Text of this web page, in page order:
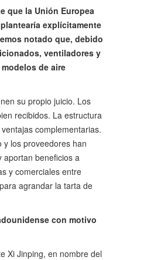
que la Unión Europea
explícitamente
notado que, debido
ventiladores y
de aire
su propio juicio. Los
recibidos. La estructura
complementarias.
y los proveedores han
beneficios a
y comerciales entre
agrandar la tarta de
con motivo
Xi Jinping, en nombre del